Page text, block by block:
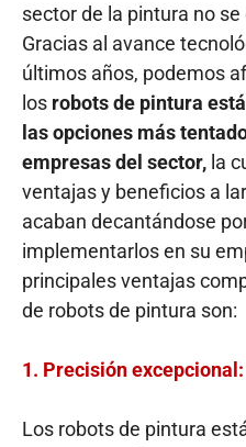
sector de la pintura no
Gracias al avance
últimos años, podemos
los robots de pintura
las opciones más
empresas del sector, la
ventajas y beneficios a
acaban decantándose
implementarlos en su
principales ventajas
de robots de pintura son:
1. Precisión excepcional:
Los robots de pintura